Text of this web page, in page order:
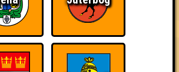
Wir sind immer bei
Nerven aus Stahl